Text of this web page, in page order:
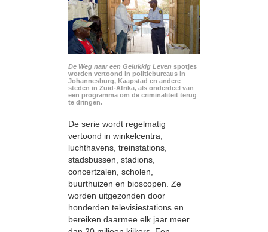
De Weg naar een Gelukkig Leven spotjes
worden vertoond in politiebureaus in
Johannesburg, Kaapstad en andere
steden in Zuid-Afrika, als onderdeel van
een programma om de criminaliteit terug
te dringen.
De serie wordt regelmatig
vertoond in winkelcentra,
luchthavens, treinstations,
stadsbussen, stadions,
concertzalen, scholen,
buurthuizen en bioscopen. Ze
worden uitgezonden door
honderden televisiestations en
bereiken daarmee elk jaar meer